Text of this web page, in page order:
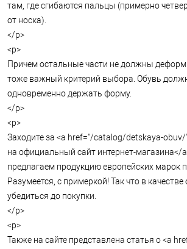
там, где сгибаются пальцы (примерно
от носка).
</p>
<p>
Причем остальные части не должны
тоже важный критерий выбора. Обувь
одновременно держать форму.
</p>
<p>
Заходите за <a href="/catalog/detskaya-
на официальный сайт интернет-магазина</
предлагаем продукцию европейских марок
Разумеется, с примеркой! Так что в
убедиться до покупки.
</p>
<p>
Также на сайте представлена статья о <a